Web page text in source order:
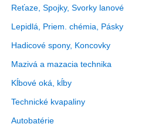
Reťaze, Spojky, Svorky lanové
Lepidlá, Priem. chémia, Pásky
Hadicové spony, Koncovky
Mazivá a mazacia technika
Kĺbové oká, kĺby
Technické kvapaliny
Autobatérie